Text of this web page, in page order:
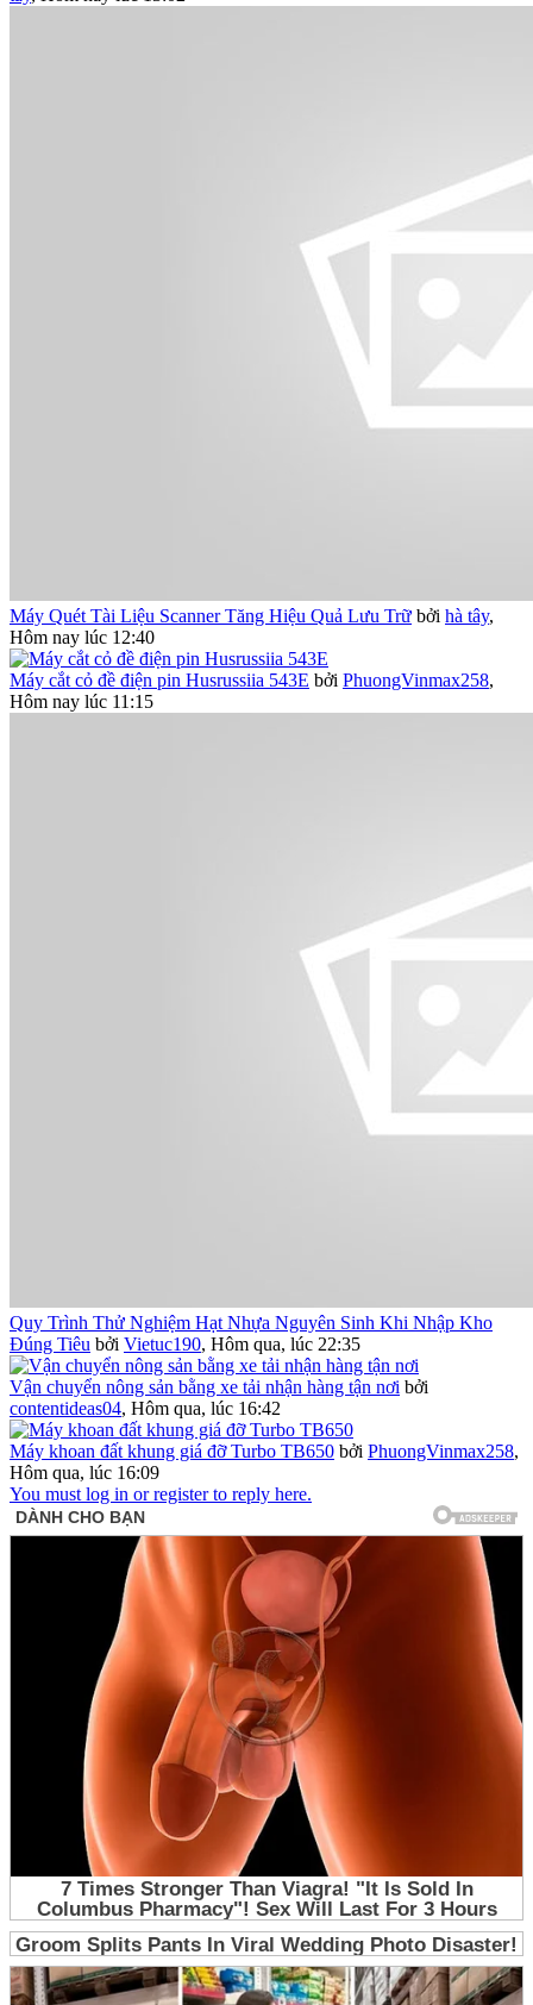
Máy Quét Tài Liệu Scanner Tăng Hiệu Quả Lưu Trữ bởi hà tây,
Hôm nay lúc 12:40
Máy cắt cỏ đề điện pin Husrussiia 543E bởi PhuongVinmax258,
Hôm nay lúc 11:15
Quy Trình Thử Nghiệm Hạt Nhựa Nguyên Sinh Khi Nhập Kho
Đúng Tiêu bởi Vietuc190, Hôm qua, lúc 22:35
Vận chuyển nông sản bằng xe tải nhận hàng tận nơi bởi
contentideas04, Hôm qua, lúc 16:42
Máy khoan đất khung giá đỡ Turbo TB650 bởi PhuongVinmax258,
Hôm qua, lúc 16:09
You must log in or register to reply here.